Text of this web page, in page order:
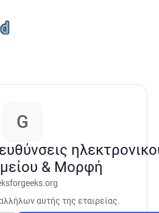
G
& Μορφή
αυτής της εταιρείας.